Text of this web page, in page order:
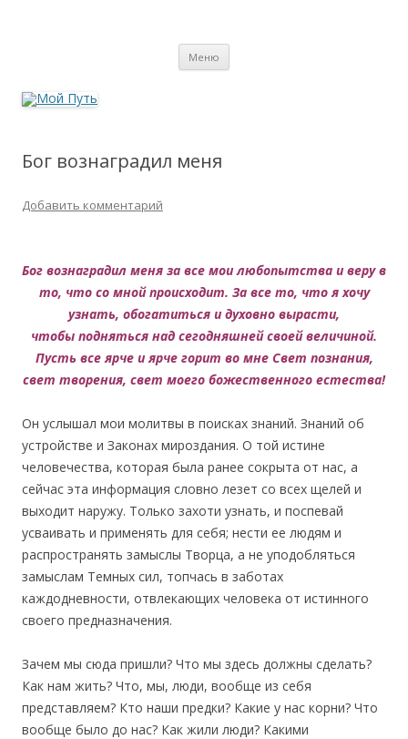
Меню
Бог вознаградил меня
Добавить комментарий
Бог вознаградил меня за все мои любопытства и веру в
то, что со мной происходит. За все то, что я хочу
узнать, обогатиться и духовно вырасти,
чтобы подняться над сегодняшней своей величиной.
Пусть все ярче и ярче горит во мне Свет познания,
свет творения, свет моего божественного естества!
Он услышал мои молитвы в поисках знаний. Знаний об
устройстве и Законах мироздания. О той истине
человечества, которая была ранее сокрыта от нас, а
сейчас эта информация словно лезет со всех щелей и
выходит наружу. Только захоти узнать, и поспевай
усваивать и применять для себя; нести ее людям и
распространять замыслы Творца, а не уподобляться
замыслам Темных сил, топчась в заботах
каждодневности, отвлекающих человека от истинного
своего предназначения.
Зачем мы сюда пришли? Что мы здесь должны сделать?
Как нам жить? Что, мы, люди, вообще из себя
представляем? Кто наши предки? Какие у нас корни? Что
вообще было до нас? Как жили люди? Какими